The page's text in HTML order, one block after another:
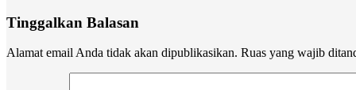
Tinggalkan Balasan
Alamat email Anda tidak akan dipublikasikan. Ruas yang wajib